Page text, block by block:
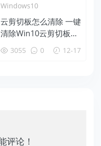
Windows10
云剪切板怎么清除 一键
清除Win10云剪切板方
法 3055 0 12-17
评论！